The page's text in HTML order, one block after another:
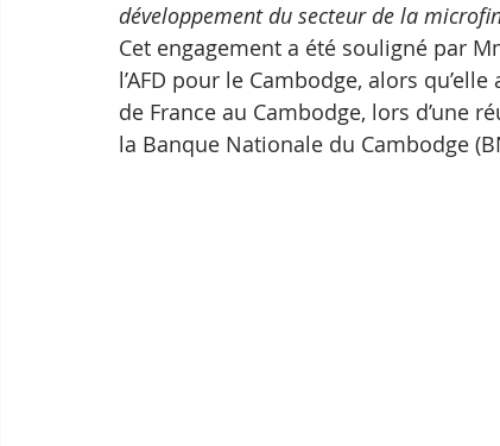
développement du secteur de la
Cet engagement a été souligné par
l’AFD pour le Cambodge, alors
de France au Cambodge, lors d’une
la Banque Nationale du Cambodge